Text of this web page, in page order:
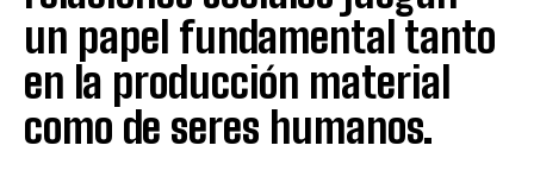
un papel fundamental tanto
en la producción material
como de seres humanos.